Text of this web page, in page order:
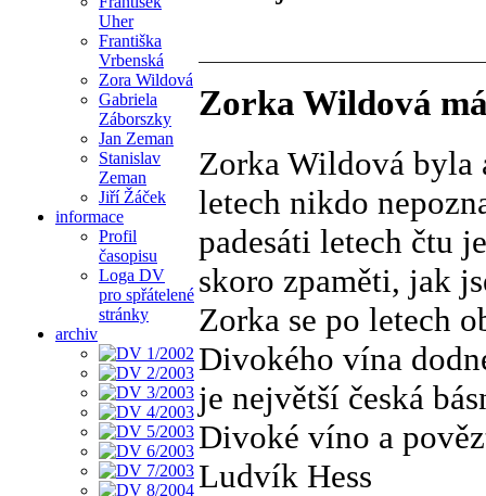
Uher
Františka
Vrbenská
Zora Wildová
Gabriela
Záborszky
Jan Zeman
Stanislav
Zeman
Jiří Žáček
informace
Profil
časopisu
Loga DV
pro spřátelené
stránky
archiv
Zorka Wildová
Zorka Wildová byla
letech nikdo
padesáti letech čtu
skoro zpaměti, jak
Zorka se po letech
Divokého vína
je největší česká
Divoké víno a
Ludvík Hess